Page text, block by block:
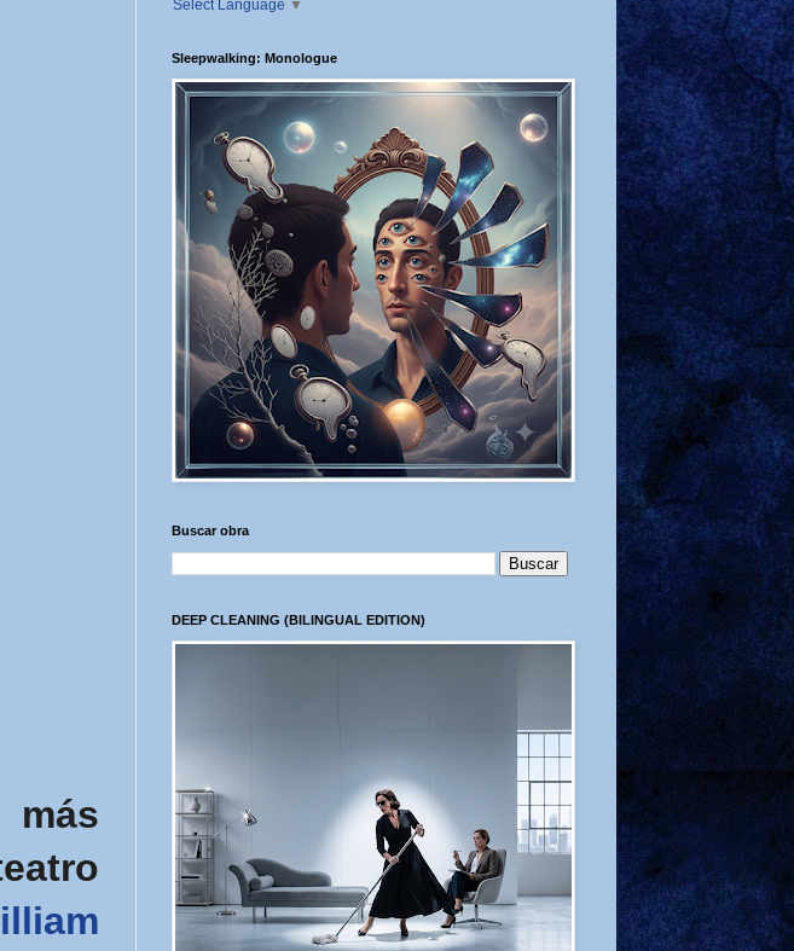
Select Language ▼
Sleepwalking: Monologue
Buscar obra
DEEP CLEANING (BILINGUAL EDITION)